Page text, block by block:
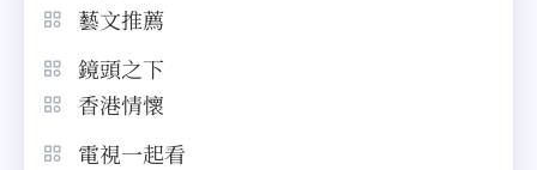
藝文推薦
鏡頭之下
香港情懷
電視一起看